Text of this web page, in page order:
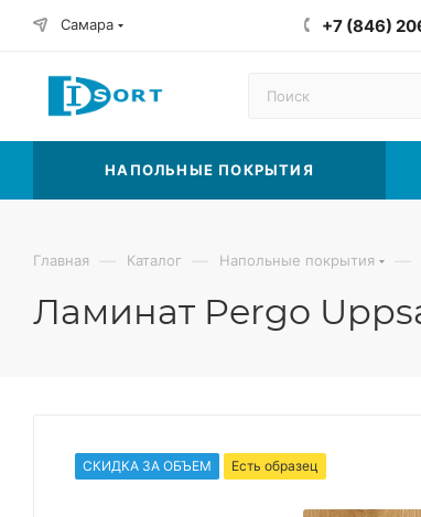
Самара +7 (846)
НАПОЛЬНЫЕ ПОКРЫТИЯ
Главная — Каталог — Напольные покрытия —
Ламинат Pergo
СКИДКА ЗА ОБЪЕМ Есть образец